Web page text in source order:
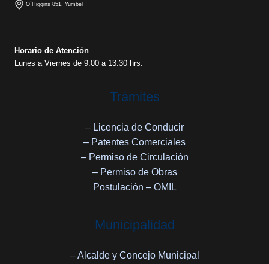
O´Higgins 851, Yumbel
Horario de Atención
Lunes a Viernes de 9:00 a 13:30 hrs.
Trámites
– Licencia de Conducir
– Patentes Comerciales
– Permiso de Circulación
– Permiso de Obras
Postulación – OMIL
Municipalidad
– Alcalde y Concejo Municipal